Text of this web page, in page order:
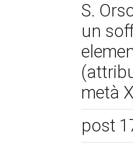
S.
un
metà
post